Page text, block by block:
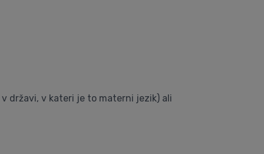
državi, v kateri je to materni jezik) ali